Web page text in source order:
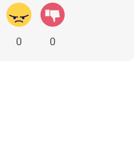
0 0